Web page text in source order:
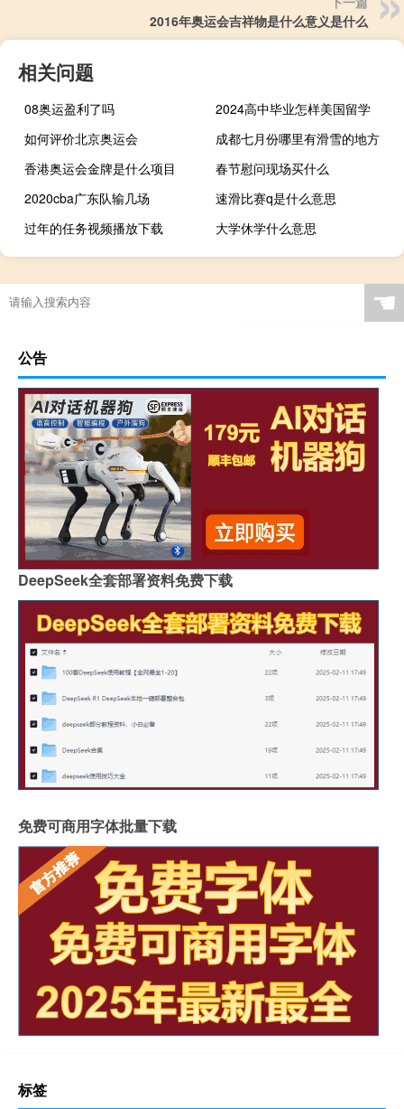
2016年奥运会吉祥物是什么意义是什么
相关问题
08奥运盈利了吗
2024高中毕业怎样美国留学
如何评价北京奥运会
成都七月份哪里有滑雪的地方
香港奥运会金牌是什么项目
春节慰问现场买什么
2020cba广东队输几场
速滑比赛q是什么意思
过年的任务视频播放下载
大学休学什么意思
☚
公告
DeepSeek全套部署资料免费下载
免费可商用字体批量下载
标签